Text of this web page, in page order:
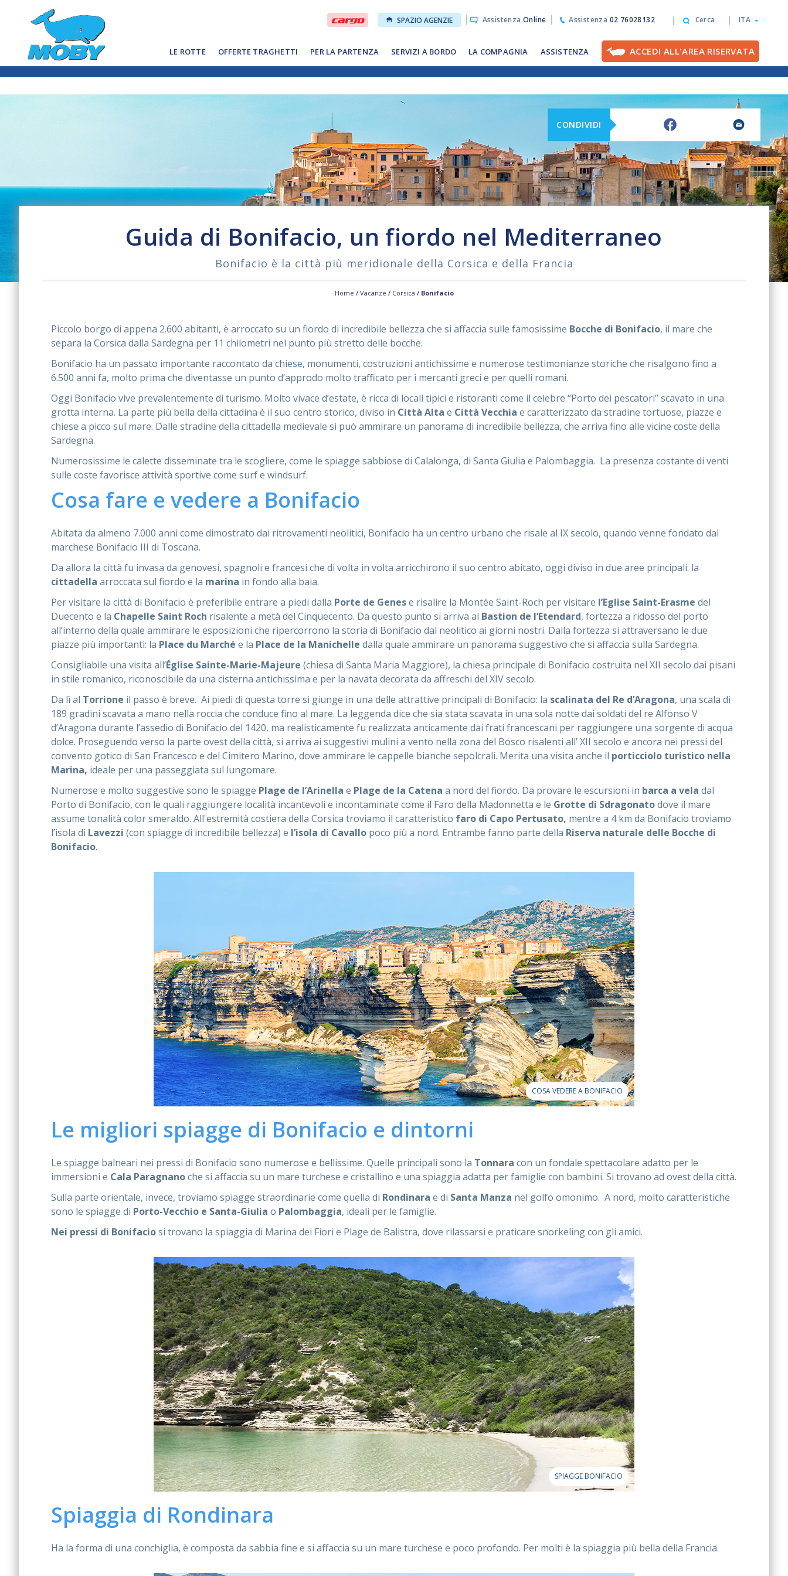
Cerca ITA
LE ROTTE OFFERTE TRAGHETTI PER LA PARTENZA SERVIZI A BORDO LA COMPAGNIA ASSISTENZA ACCEDI ALL'AREA RISERVATA
SPAZIO AGENZIE Assistenza Online Assistenza 02 76028132
CONDIVIDI
Guida di Bonifacio, un fiordo nel Mediterraneo
Bonifacio è la città più meridionale della Corsica e della Francia
Home / Vacanze / Corsica / Bonifacio
Piccolo borgo di appena 2.600 abitanti, è arroccato su un fiordo di incredibile bellezza che si affaccia sulle famosissime Bocche di Bonifacio, il mare che
separa la Corsica dalla Sardegna per 11 chilometri nel punto più stretto delle bocche.
Bonifacio ha un passato importante raccontato da chiese, monumenti, costruzioni antichissime e numerose testimonianze storiche che risalgono fino a
6.500 anni fa, molto prima che diventasse un punto d’approdo molto trafficato per i mercanti greci e per quelli romani.
Oggi Bonifacio vive prevalentemente di turismo. Molto vivace d’estate, è ricca di locali tipici e ristoranti come il celebre “Porto dei pescatori” scavato in una
grotta interna. La parte più bella della cittadina è il suo centro storico, diviso in Città Alta e Città Vecchia e caratterizzato da stradine tortuose, piazze e
chiese a picco sul mare. Dalle stradine della cittadella medievale si può ammirare un panorama di incredibile bellezza, che arriva fino alle vicine coste della
Sardegna.
Numerosissime le calette disseminate tra le scogliere, come le spiagge sabbiose di Calalonga, di Santa Giulia e Palombaggia. La presenza costante di venti
sulle coste favorisce attività sportive come surf e windsurf.
Cosa fare e vedere a Bonifacio
Abitata da almeno 7.000 anni come dimostrato dai ritrovamenti neolitici, Bonifacio ha un centro urbano che risale al IX secolo, quando venne fondato dal
marchese Bonifacio III di Toscana.
Da allora la città fu invasa da genovesi, spagnoli e francesi che di volta in volta arricchirono il suo centro abitato, oggi diviso in due aree principali: la
cittadella arroccata sul fiordo e la marina in fondo alla baia.
Per visitare la città di Bonifacio è preferibile entrare a piedi dalla Porte de Genese risalire la Montée Saint-Roch per visitare l’Eglise Saint-Erasme del
Duecento e la Chapelle Saint Roch risalente a metà del Cinquecento. Da questo punto si arriva al Bastion de l’Etendard, fortezza a ridosso del porto
all’interno della quale ammirare le esposizioni che ripercorrono la storia di Bonifacio dal neolitico ai giorni nostri. Dalla fortezza si attraversano le due
piazze più importanti: la Place du Marché e la Place de la Manichelle dalla quale ammirare un panorama suggestivo che si affaccia sulla Sardegna.
Consigliabile una visita all’Église Sainte-Marie-Majeure (chiesa di Santa Maria Maggiore), la chiesa principale di Bonifacio costruita nel XII secolo dai pisani
in stile romanico, riconoscibile da una cisterna antichissima e per la navata decorata da affreschi del XIV secolo.
Da lì al Torrione il passo è breve. Ai piedi di questa torre si giunge in una delle attrattive principali di Bonifacio: la scalinata del Re d’Aragona, una scala di
189 gradini scavata a mano nella roccia che conduce fino al mare. La leggenda dice che sia stata scavata in una sola notte dai soldati del re Alfonso V
d’Aragona durante l’assedio di Bonifacio del 1420, ma realisticamente fu realizzata anticamente dai frati francescani per raggiungere una sorgente di acqua
dolce. Proseguendo verso la parte ovest della città, si arriva ai suggestivi mulini a vento nella zona del Bosco risalenti all’ XII secolo e ancora nei pressi del
convento gotico di San Francesco e del Cimitero Marino, dove ammirare le cappelle bianche sepolcrali. Merita una visita anche il porticciolo turistico nella
Marina, ideale per una passeggiata sul lungomare.
Numerose e molto suggestive sono le spiagge Plage de l’Arinella e Plage de la Catena a nord del fiordo. Da provare le escursioni in barca a vela dal
Porto di Bonifacio, con le quali raggiungere località incantevoli e incontaminate come il Faro della Madonnetta e le Grotte di Sdragonatodove il mare
assume tonalità color smeraldo. All'estremità costiera della Corsica troviamo il caratteristico faro di Capo Pertusato, mentre a 4 km da Bonifacio troviamo
l’isola di Lavezzi (con spiagge di incredibile bellezza) e l’isola di Cavallo poco più a nord. Entrambe fanno parte della Riserva naturale delle Bocche di
Bonifacio.
COSA VEDERE A BONIFACIO
Le migliori spiagge di Bonifacio e dintorni
Le spiagge balneari nei pressi di Bonifacio sono numerose e bellissime. Quelle principali sono la Tonnara con un fondale spettacolare adatto per le
immersioni e Cala Paragnanoche si affaccia su un mare turchese e cristallino e una spiaggia adatta per famiglie con bambini. Si trovano ad ovest della città.
Sulla parte orientale, invece, troviamo spiagge straordinarie come quella di Rondinara e di Santa Manza nel golfo omonimo. A nord, molto caratteristiche
sono le spiagge di Porto-Vecchio e Santa-Giulia o Palombaggia, ideali per le famiglie.
Nei pressi di Bonifaciosi trovano la spiaggia di Marina dei Fiori e Plage de Balistra, dove rilassarsi e praticare snorkeling con gli amici.
SPIAGGE BONIFACIO
Spiaggia di Rondinara
Ha la forma di una conchiglia, è composta da sabbia fine e si affaccia su un mare turchese e poco profondo. Per molti è la spiaggia più bella della Francia.